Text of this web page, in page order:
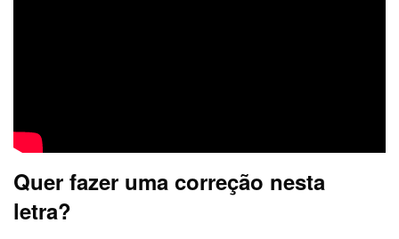
Quer fazer uma correção nesta
letra?